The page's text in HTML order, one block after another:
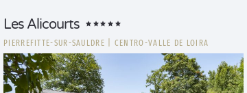
Les Alicourts
PIERREFITTE-SUR-SAULDRE CENTRO-VALLE DE LOIRA